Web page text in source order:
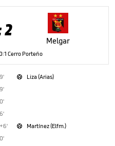
2
Melgar
Cerro Porteño

Liza (Arias)

Martínez (Elfm.)